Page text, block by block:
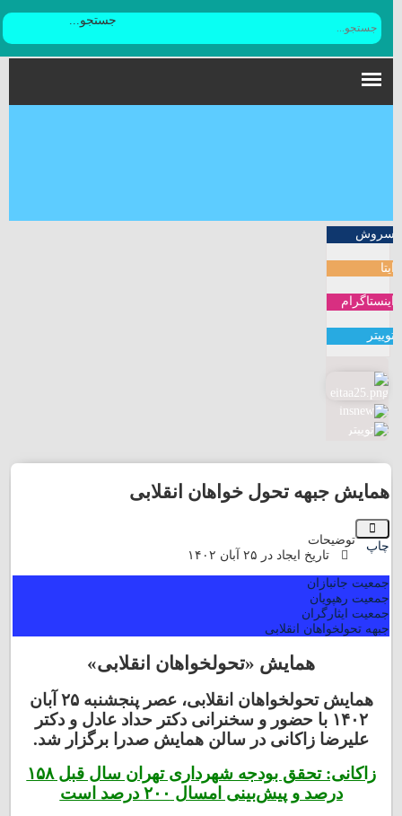
جستجو...
سروش
ایتا
اینستاگرام
توییتر
همایش جبهه تحول خواهان انقلابی
چاپ
توضیحات
تاریخ ایجاد در ٢۵ آبان ١۴۰٢
جمعیت جانبازان
جمعیت رهپویان
جمعیت ایثارگران
جبهه تحولخواهان انقلابی
همایش «تحولخواهان انقلابی»
همایش تحولخواهان انقلابی، عصر پنجشنبه ۲۵ آبان
۱۴۰۲ با حضور و سخنرانی دکتر حداد عادل و دکتر
علیرضا زاکانی در سالن همایش صدرا برگزار شد.
زاکانی: تحقق بودجه شهرداری تهران سال قبل ۱۵۸
درصد و پیش‌بینی امسال ۲۰۰ درصد است